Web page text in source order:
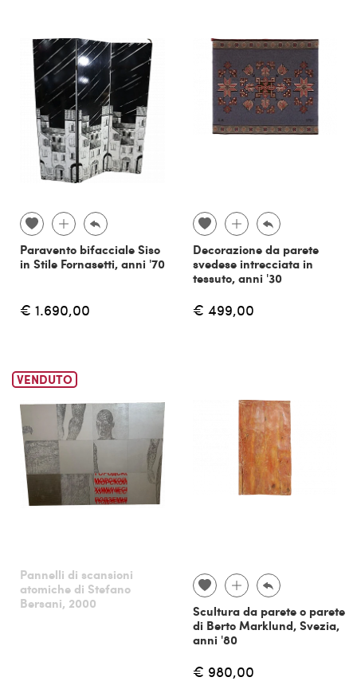
Paravento bifacciale Siso
in Stile Fornasetti, anni '70
€ 1.690,00
Decorazione da parete
svedese intrecciata in
tessuto, anni '30
€ 499,00
VENDUTO
Pannelli di scansioni
atomiche di Stefano
Bersani, 2000
Scultura da parete o parete
di Berto Marklund, Svezia,
anni '80
€ 980,00